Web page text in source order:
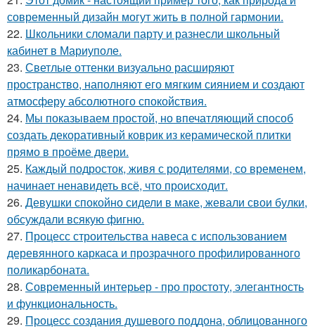
современный дизайн могут жить в полной гармонии.
22. Школьники сломали парту и разнесли школьный
кабинет в Мариуполе.
23. Светлые оттенки визуально расширяют
пространство, наполняют его мягким сиянием и создают
атмосферу абсолютного спокойствия.
24. Мы показываем простой, но впечатляющий способ
создать декоративный коврик из керамической плитки
прямо в проёме двери.
25. Каждый подросток, живя с родителями, со временем,
начинает ненавидеть всё, что происходит.
26. Девушки спокойно сидели в маке, жевали свои булки,
обсуждали всякую фигню.
27. Процесс строительства навеса с использованием
деревянного каркаса и прозрачного профилированного
поликарбоната.
28. Современный интерьер - про простоту, элегантность
и функциональность.
29. Процесс создания душевого поддона, облицованного